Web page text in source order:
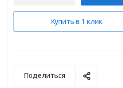
Купить в 1 клик
Поделиться